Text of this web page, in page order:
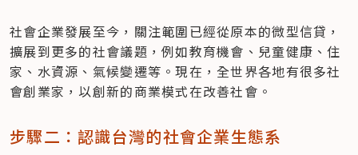
社會企業發展至今，關注範圍已經從原本的微型信貸，
擴展到更多的社會議題，例如教育機會、兒童健康、住
家、水資源、氣候變遷等。現在，全世界各地有很多社
會創業家，以創新的商業模式在改善社會。
步驟二：認識台灣的社會企業生態系